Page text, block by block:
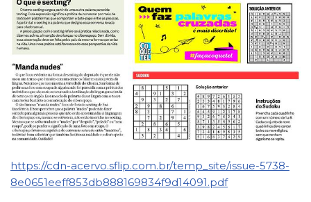
https://cdn-acervo.sflip.com.br/temp_site/issue-5738-
8e0651eeff853db888169834f9d14091.pdf